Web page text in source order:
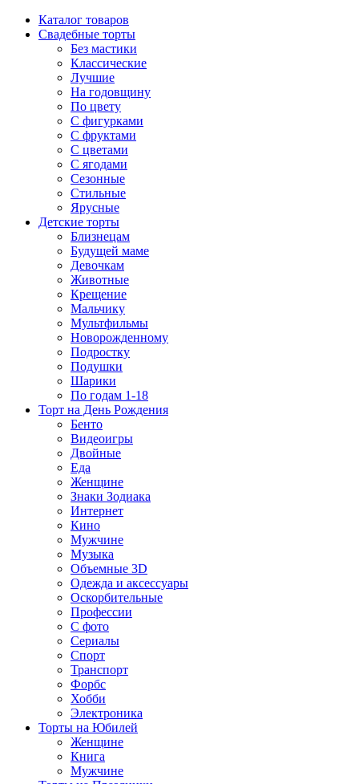
Каталог товаров
Свадебные торты
Без мастики
Классические
Лучшие
На годовщину
По цвету
С фигурками
С фруктами
С цветами
С ягодами
Сезонные
Стильные
Ярусные
Детские торты
Близнецам
Будущей маме
Девочкам
Животные
Крещение
Мальчику
Мультфильмы
Новорожденному
Подростку
Подушки
Шарики
По годам 1-18
Торт на День Рождения
Бенто
Видеоигры
Двойные
Еда
Женщине
Знаки Зодиака
Интернет
Кино
Мужчине
Музыка
Объемные 3D
Одежда и аксессуары
Оскорбительные
Профессии
С фото
Сериалы
Спорт
Транспорт
Форбс
Хобби
Электроника
Торты на Юбилей
Женщине
Книга
Мужчине